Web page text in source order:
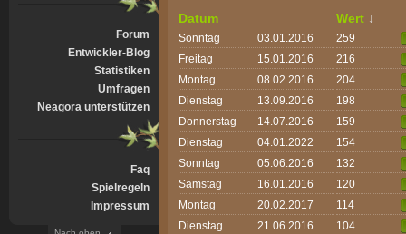
Forum
Entwickler-Blog
Statistiken
Umfragen
Neagora unterstützen
Faq
Spielregeln
Impressum
Datum Wert ↓
Sonntag 03.01.2016
259
Freitag
15.01.2016
216
Montag
08.02.2016
204
Dienstag
13.09.2016
198
Donnerstag
14.07.2016
159
Dienstag
04.01.2022
154
Sonntag
05.06.2016
132
Samstag
16.01.2016
120
Montag
20.02.2017
114
Dienstag
21.06.2016
104